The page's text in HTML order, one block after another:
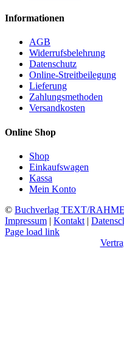
Informationen
AGB
Widerrufsbelehrung
Datenschutz
Online-Streitbeilegung
Lieferung
Zahlungsmethoden
Versandkosten
Online Shop
Shop
Einkaufswagen
Kassa
Mein Konto
© Buchverlag TEXT/
Impressum | Kontakt |
Facebook
Instagram
YouTube
X
LinkedIn
SoundCloud
Page load link